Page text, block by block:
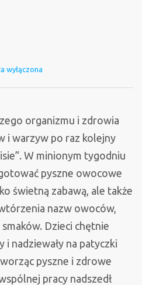
wyłączona
organizmu i zdrowia
i warzyw po raz kolejny
W minionym tygodniu
pyszne owocowe
świetną zabawą, ale także
nazw owoców,
Dzieci chętnie
i nadziewały na patyczki
pyszne i zdrowe
pracy nadszedł